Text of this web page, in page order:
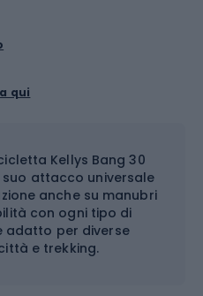
qui
Kellys Bang 30
attacco universale
anche su manubri
con ogni tipo di
adatto per diverse
e trekking.